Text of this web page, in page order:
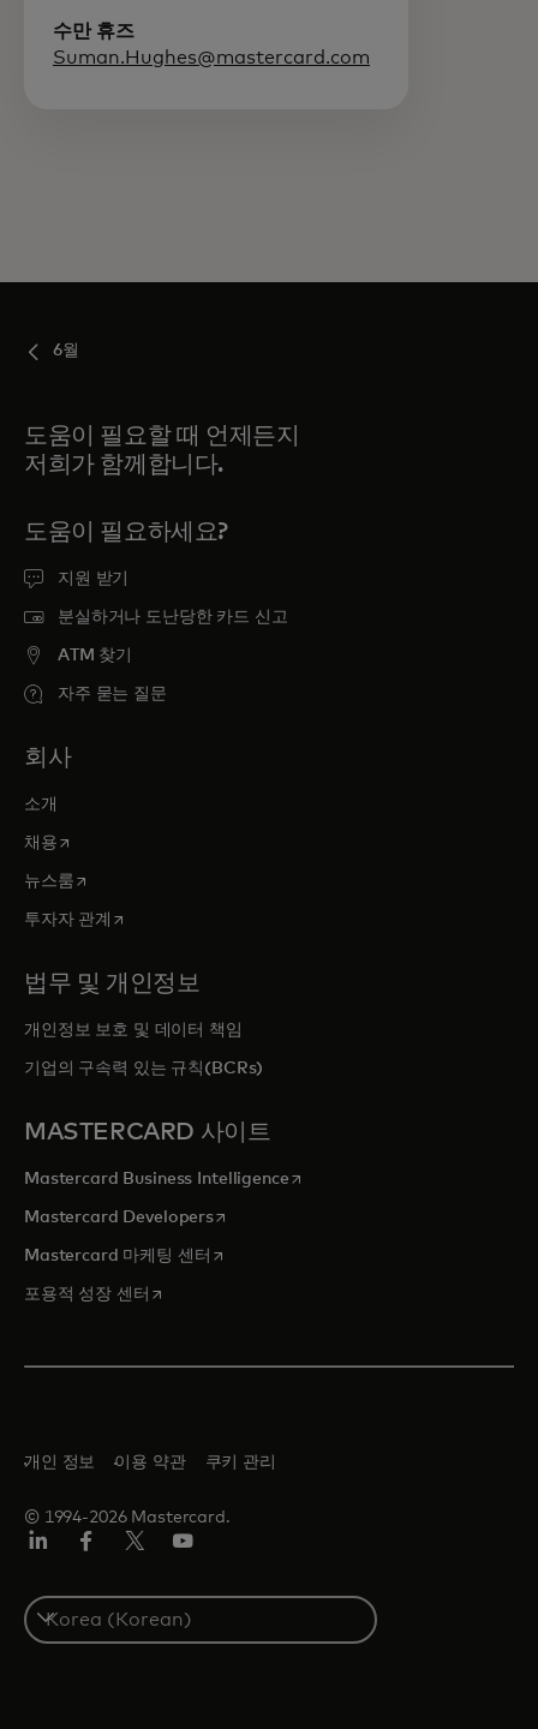
수만 휴즈
Suman.Hughes@mastercard.com
6월
도움이 필요할 때 언제든지
저희가 함께합니다.
도움이 필요하세요?
지원 받기
분실하거나 도난당한 카드 신고
ATM 찾기
자주 묻는 질문
회사
소개
채용새 탭에서 열림
뉴스룸새 탭에서 열림
투자자 관계 새 탭에서 열림
법무 및 개인정보
개인정보 보호 및 데이터 책임
기업의 구속력 있는 규칙(BCRs)
MASTERCARD 사이트
Mastercard Business Intelligence새 탭에서 열림
Mastercard Developers새 탭에서 열림
Mastercard 마케팅 센터 새 탭에서 열림
포용적 성장 센터 새 탭에서 열림
© 1994-2026 Mastercard.
개인 정보 이용 약관 쿠키 관리
S
e
In
ook
터/
X
브